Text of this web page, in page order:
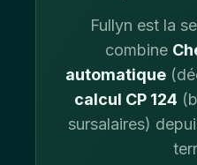
Fullyn est la
combine
automatique
calcul CP 124
sursalaires)